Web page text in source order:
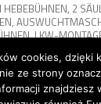
HEBEBÜHNEN, 2
,
,LKW-
PARKPLATTFORMEN
cookies, dzięki
ze strony
znajdziesz